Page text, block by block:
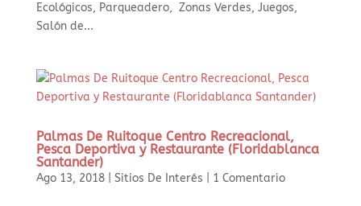
Ecológicos, Parqueadero, Zonas Verdes, Juegos,
Salón de...
Palmas De Ruitoque Centro Recreacional,
Pesca Deportiva y Restaurante (Floridablanca
Santander)
Ago 13, 2018| Sitios De Interés 1 Comentario